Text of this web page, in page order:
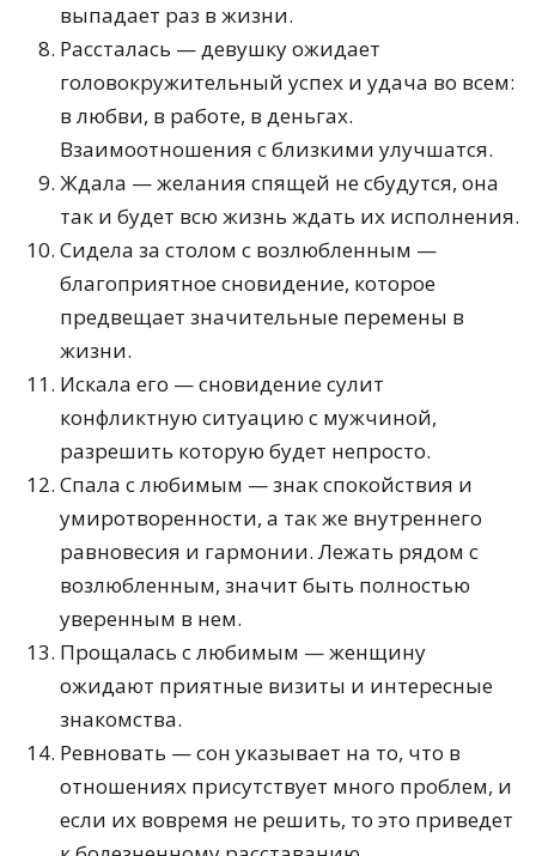
выпадает раз в жизни.
Рассталась — девушку ожидает
головокружительный успех и удача во всем:
в любви, в работе, в деньгах.
Взаимоотношения с близкими улучшатся.
Ждала — желания спящей не сбудутся, она
так и будет всю жизнь ждать их исполнения.
Сидела за столом с возлюбленным —
благоприятное сновидение, которое
предвещает значительные перемены в
жизни.
Искала его — сновидение сулит
конфликтную ситуацию с мужчиной,
разрешить которую будет непросто.
Спала с любимым — знак спокойствия и
умиротворенности, а так же внутреннего
равновесия и гармонии. Лежать рядом с
возлюбленным, значит быть полностью
уверенным в нем.
Прощалась с любимым — женщину
ожидают приятные визиты и интересные
знакомства.
Ревновать — сон указывает на то, что в
отношениях присутствует много проблем, и
если их вовремя не решить, то это приведет